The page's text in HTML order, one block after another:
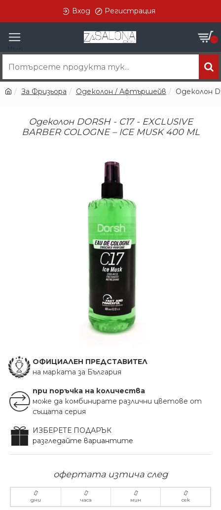
Вход Регистрация
За Фризьора Одеколон / Афтършейв Одеколон
Одеколон DORSH - C17 - EXCLUSIVE
BARBER COLOGNE – ICE MUSK 400 ML
ИЗБЕРЕТЕ ПОДАРЪК
разгледайте вариантите
ОФИЦИАЛЕН ПРЕДСТАВИТЕЛ
на марката за България
при поръчка на количества
може да комбинирате различни цветове от
същата серия
офертата изтича след
дни часа мин сек